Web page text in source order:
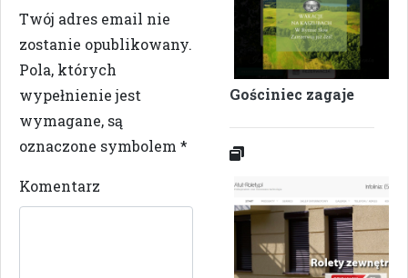
Twój adres email nie
zostanie opublikowany.
Pola, których
wypełnienie jest
wymagane, są
oznaczone symbolem *
Komentarz
Gościniec zagaje